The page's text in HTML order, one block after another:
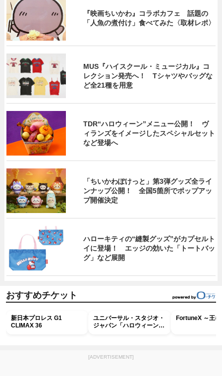
『映画ちいかわ』コラボカフェ 話題の
「人魚の煮付け」食べてみた〈取材レポ〉
MUS『ハイスクール・ミュージカル』コ
レクション発売へ！ Tシャツやバッグな
ど全21種を用意
TDR“ハロウィーン”メニュー公開！ ヴ
ィランズをイメージしたスペシャルセット
など登場へ
「ちいかわぽけっと」第3弾グッズ全ライ
ンナップ公開！ 全国5箇所でポップアッ
プ開催決定
ハローキティの“縫製グッズ”がカプセルト
イに登場！ エッジの効いた「トートバッ
グ」など展開
おすすめチケット
新日本プロレス G1
CLIMAX 36
ユニバーサル・スタジオ・
ジャパン「ハロウィーン・
FortuneX ～王
[ADVERTISEMENT]